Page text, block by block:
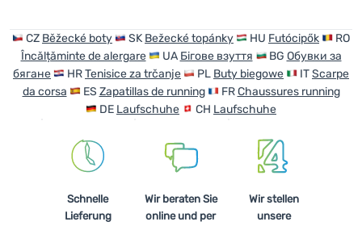
CZ Běžecké boty SK Bežecké topánky HU Futócipők
RO
Încălțăminte de alergare
UA Бігове взуття BG Обувки за
бягане
HRTenisice za trčanje PL Buty biegowe ITScarpe
da corsa
ES Zapatillas de running FRChaussures running
DE Laufschuhe CH Laufschuhe
Schnelle
Lieferung
Wir beraten Sie
online und per
Wir stellen
unsere